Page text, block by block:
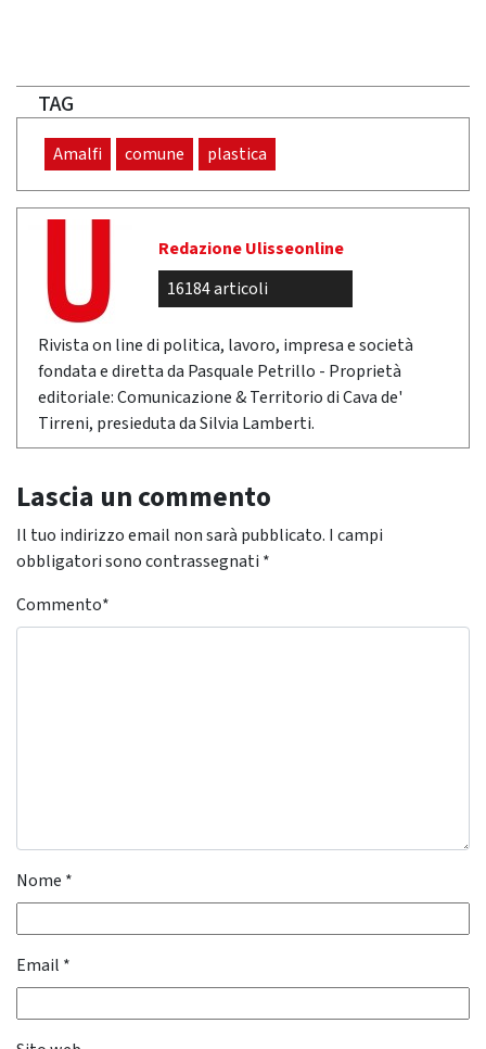
TAG
Amalfi comune plastica
Redazione Ulisseonline
16184 articoli
Rivista on line di politica, lavoro, impresa e società
fondata e diretta da Pasquale Petrillo - Proprietà
editoriale: Comunicazione & Territorio di Cava de'
Tirreni, presieduta da Silvia Lamberti.
Lascia un commento
Il tuo indirizzo email non sarà pubblicato. I campi
obbligatori sono contrassegnati *
Commento*
Nome *
Email *